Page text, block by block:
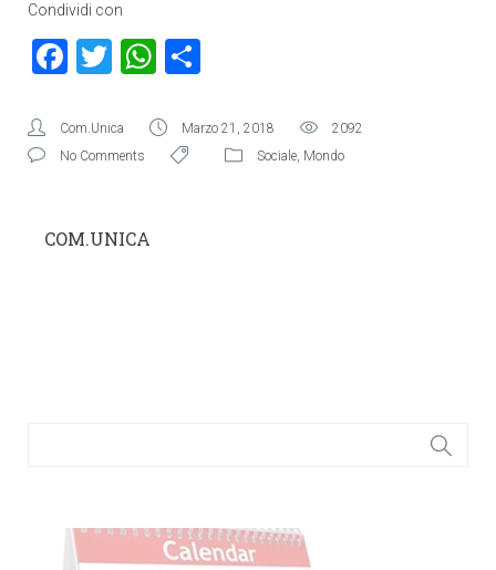
Condividi con
Facebook
TwitterWhatsApp
Com.Unica Marzo 21, 2018
2092
No Comments
Sociale, Mondo
COM.UNICA